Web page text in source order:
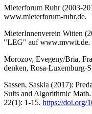
Mieterforum Ruhr (2003-
www.mieterforum-ruhr.de.
MieterInnenverein Witten
"LEG" auf www.mvwit.de.
Morozov, Evegeny/Bria,
denken, Rosa-Luxemburg-
Sassen, Saskia (2017):
Suits and Algorithmic
22(1): 1-15. https://doi.org/